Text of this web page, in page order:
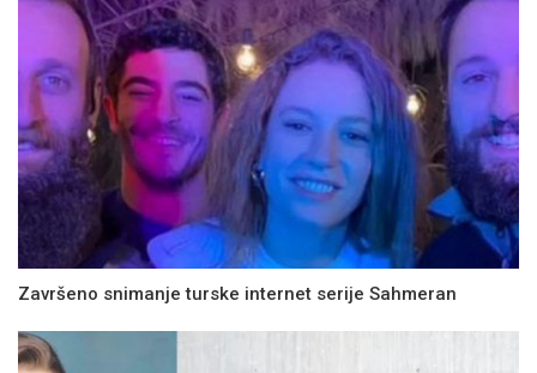
Završeno snimanje turske internet serije Sahmeran